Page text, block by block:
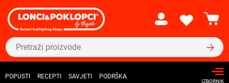
POPUSTI RECEPTI SAVJETI PODRŠKA
IZBORNIK